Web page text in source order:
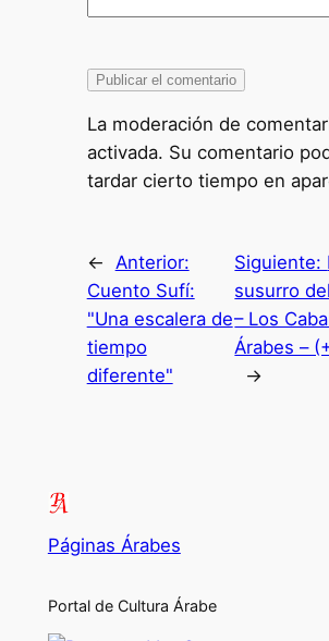
La moderación de
activada. Su comentario
tardar cierto tiempo en
←
Anterior:
Cuento Sufí:
"Una escalera de
tiempo
diferente"
Siguiente:
susurro
– Los
Árabes –
→
Páginas Árabes
Portal de Cultura Árabe